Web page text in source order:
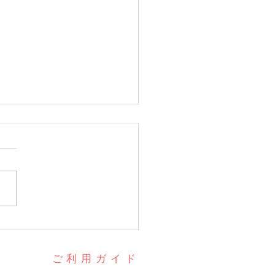
​ご利用ガイド